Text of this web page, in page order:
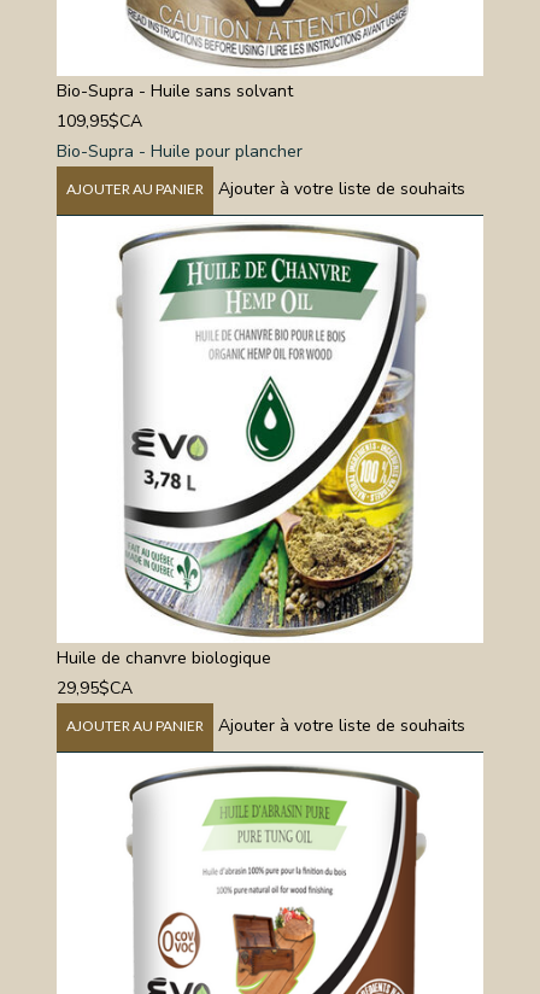
Bio-Supra - Huile sans solvant
109,95$CA
Bio-Supra - Huile pour plancher
AJOUTER AU PANIER Ajouter à votre liste de souhaits
Huile de chanvre biologique
29,95$CA
AJOUTER AU PANIER Ajouter à votre liste de souhaits